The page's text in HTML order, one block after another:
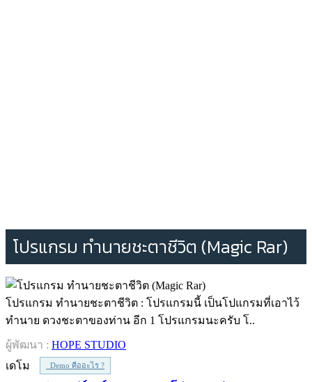
โปรแกรม ทำนายชะตาชีวิต (Magic Rar)
โปรแกรม ทำนายชะตาชีวิต : โปรแกรมนี้ เป็นโปแกรมที่เอาไว้
ทำนาย ดวงชะตาของท่าน อีก 1 โปรแกรมนะครับ โ..
ผู้พัฒนา : HOPE STUDIO
เดโม
Demo คืออะไร ?